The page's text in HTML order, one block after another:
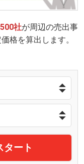
社が周辺の売出事
格を算出します。
タート